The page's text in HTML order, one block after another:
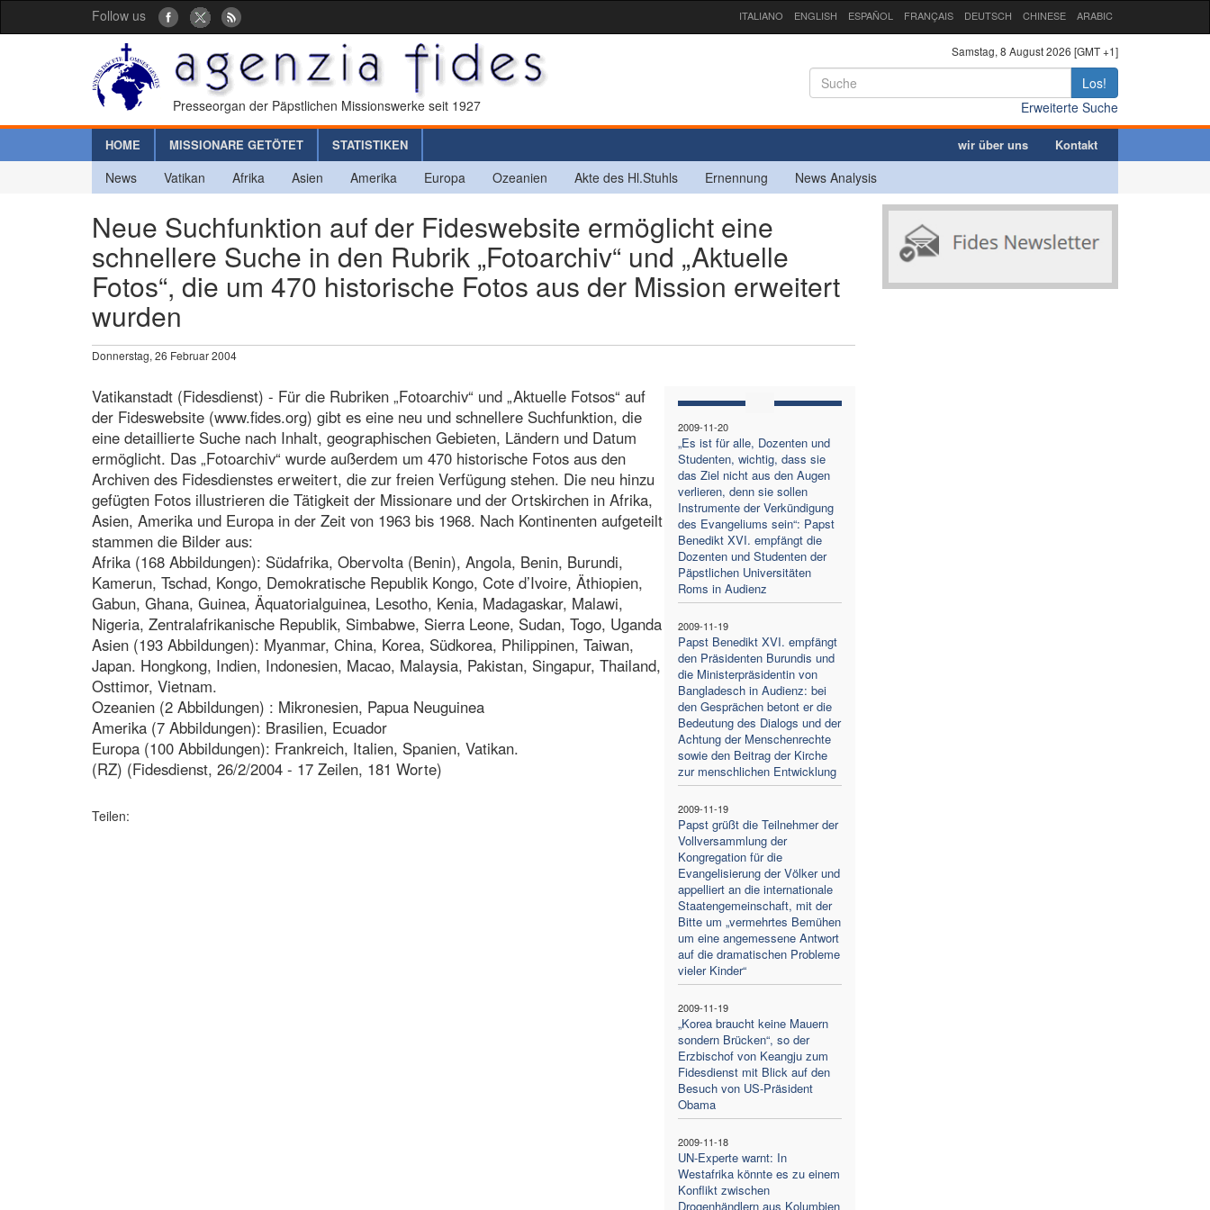
Follow us ITALIANO ENGLISH ESPAÑOL FRANÇAIS DEUTSCH CHINESE ARABIC
Presseorgan der Päpstlichen Missionswerke seit 1927
Samstag, 8 August 2026 [GMT +1]
Los!
Erweiterte Suche
HOME MISSIONARE GETÖTET STATISTIKEN wir über uns Kontakt
News Vatikan Afrika Asien Amerika Europa Ozeanien Akte des Hl.Stuhls Ernennung News Analysis
Neue Suchfunktion auf der Fideswebsite ermöglicht eine
schnellere Suche in den Rubrik „Fotoarchiv“ und „Aktuelle
Fotos“, die um 470 historische Fotos aus der Mission erweitert
wurden
Donnerstag, 26 Februar 2004
2009-11-20
„Es ist für alle, Dozenten und
Studenten, wichtig, dass sie
das Ziel nicht aus den Augen
verlieren, denn sie sollen
Instrumente der Verkündigung
des Evangeliums sein“: Papst
Benedikt XVI. empfängt die
Dozenten und Studenten der
Päpstlichen Universitäten
Roms in Audienz
2009-11-19
Papst Benedikt XVI. empfängt
den Präsidenten Burundis und
die Ministerpräsidentin von
Bangladesch in Audienz: bei
den Gesprächen betont er die
Bedeutung des Dialogs und der
Achtung der Menschenrechte
sowie den Beitrag der Kirche
zur menschlichen Entwicklung
2009-11-19
Papst grüßt die Teilnehmer der
Vollversammlung der
Kongregation für die
Evangelisierung der Völker und
appelliert an die internationale
Staatengemeinschaft, mit der
Bitte um „vermehrtes Bemühen
um eine angemessene Antwort
auf die dramatischen Probleme
vieler Kinder“
2009-11-19
„Korea braucht keine Mauern
sondern Brücken“, so der
Erzbischof von Keangju zum
Fidesdienst mit Blick auf den
Besuch von US-Präsident
Obama
2009-11-18
UN-Experte warnt: In
Westafrika könnte es zu einem
Konflikt zwischen
Drogenhändlern aus Kolumbien
Vatikanstadt (Fidesdienst) - Für die Rubriken „Fotoarchiv“ und „Aktuelle Fotsos“ auf
der Fideswebsite (www.fides.org) gibt es eine neu und schnellere Suchfunktion, die
eine detaillierte Suche nach Inhalt, geographischen Gebieten, Ländern und Datum
ermöglicht. Das „Fotoarchiv“ wurde außerdem um 470 historische Fotos aus den
Archiven des Fidesdienstes erweitert, die zur freien Verfügung stehen. Die neu hinzu
gefügten Fotos illustrieren die Tätigkeit der Missionare und der Ortskirchen in Afrika,
Asien, Amerika und Europa in der Zeit von 1963 bis 1968. Nach Kontinenten aufgeteilt
stammen die Bilder aus:
Afrika (168 Abbildungen): Südafrika, Obervolta (Benin), Angola, Benin, Burundi,
Kamerun, Tschad, Kongo, Demokratische Republik Kongo, Cote d’Ivoire, Äthiopien,
Gabun, Ghana, Guinea, Äquatorialguinea, Lesotho, Kenia, Madagaskar, Malawi,
Nigeria, Zentralafrikanische Republik, Simbabwe, Sierra Leone, Sudan, Togo, Uganda
Asien (193 Abbildungen): Myanmar, China, Korea, Südkorea, Philippinen, Taiwan,
Japan. Hongkong, Indien, Indonesien, Macao, Malaysia, Pakistan, Singapur, Thailand,
Osttimor, Vietnam.
Ozeanien (2 Abbildungen) : Mikronesien, Papua Neuguinea
Amerika (7 Abbildungen): Brasilien, Ecuador
Europa (100 Abbildungen): Frankreich, Italien, Spanien, Vatikan.
(RZ) (Fidesdienst, 26/2/2004 - 17 Zeilen, 181 Worte)
Teilen: